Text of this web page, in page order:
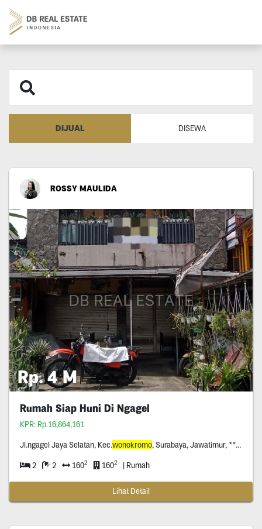
DIJUAL DISEWA
ROSSY MAULIDA
Rp. 4 M
Rumah Siap Huni Di Ngagel
KPR: Rp.16,864,161
Jl.ngagel Jaya Selatan, Kec.wonokromo, Surabaya, Jawatimur, *****
2 2 1602 1602 | Rumah
Lihat Detail